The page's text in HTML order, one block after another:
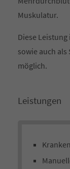
Muskulatur.
Diese
sowie auch
möglich.
Leistungen